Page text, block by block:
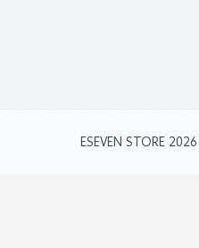
ESEVEN STORE